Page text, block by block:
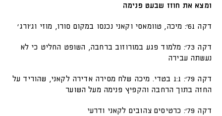
ומצא את חוזז שבעט פנימה
דקה 61׳: מיכה, טוומאסי וקאני נכנסו במקום סורו, מוזי וג'ורג'
דקה 73׳: מלמוד פגע במורוזוב ברחבה, השופט החליט כי לא
נעשתה עבירה
דקה 79׳: 1:1 בטדי. מיכה שלח מסירה אדירה לקאני, שהוריד על
החזה בתוך הרחבה והקפיץ פנימה מעל השוער
דקה 79׳: כרטיסים צהובים לקאני ודרעי